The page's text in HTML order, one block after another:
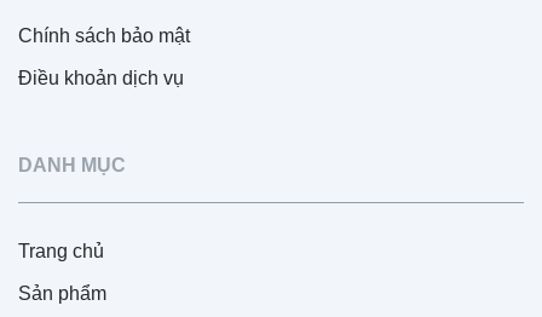
Chính sách bảo mật
Điều khoản dịch vụ
DANH MỤC
Trang chủ
Sản phẩm